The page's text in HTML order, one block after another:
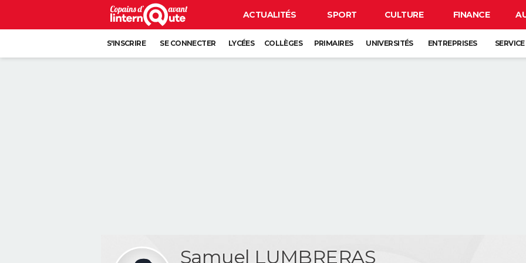
ACTUALITÉS SPORT CULTURE FINANCE
S'INSCRIRE SE CONNECTER LYCÉES COLLÈGES PRIMAIRES UNIVERSITÉS ENTREPRISES
Samuel LUMBRERAS